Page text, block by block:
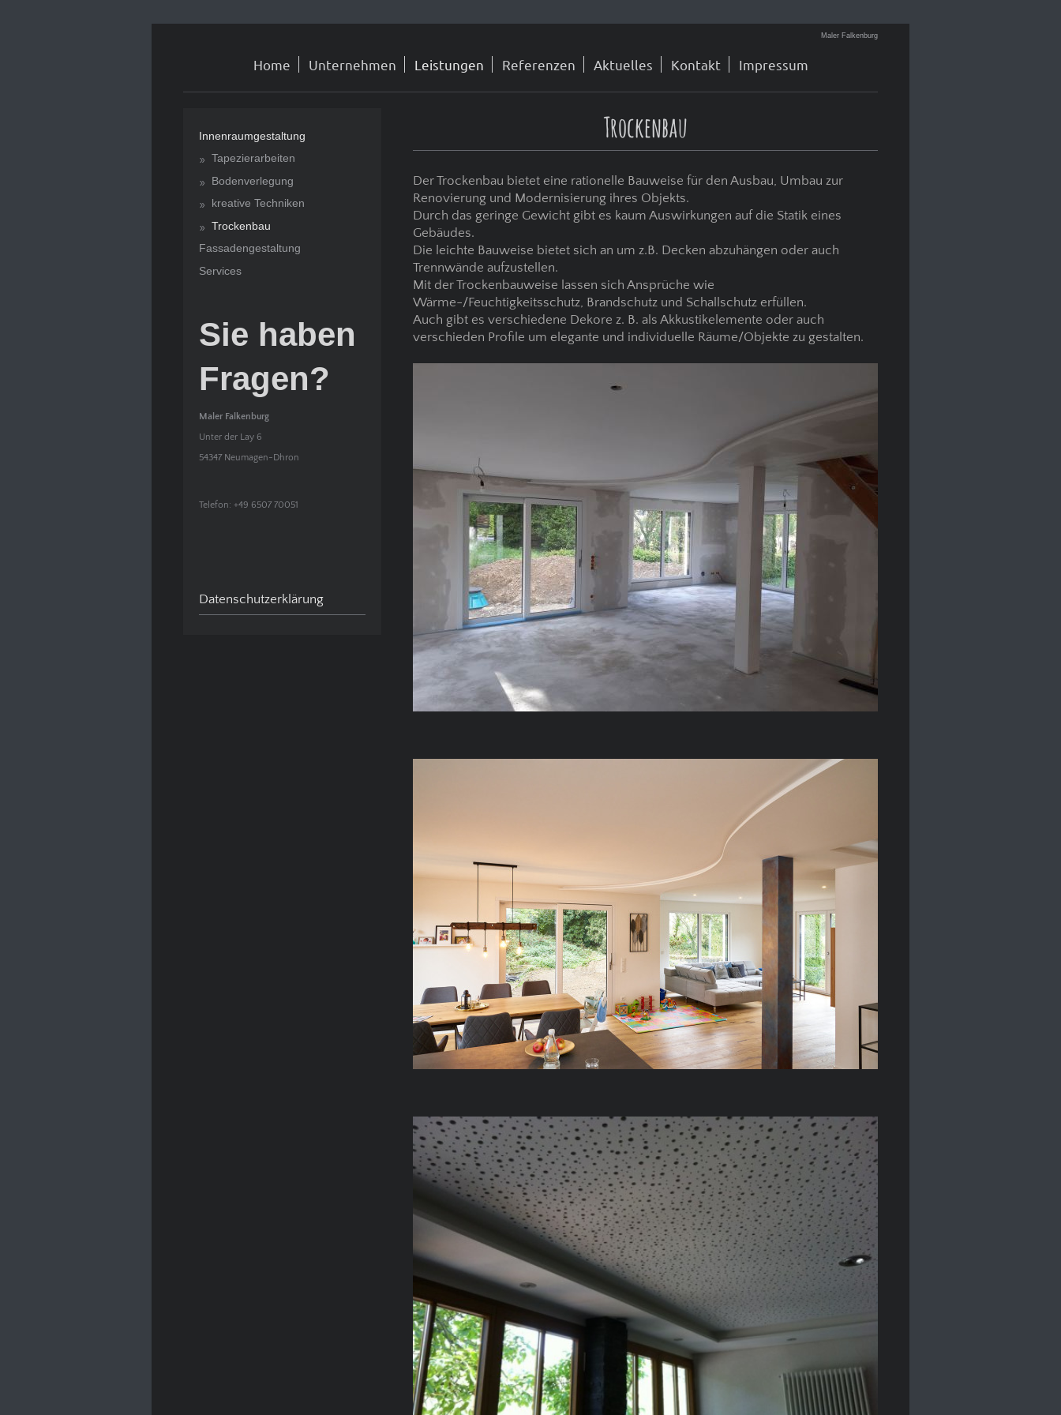
Maler Falkenburg
Home Unternehmen Leistungen Referenzen Aktuelles Kontakt Impressum
Trockenbau
Der Trockenbau bietet eine rationelle Bauweise für den Ausbau, Umbau zur
Renovierung und Modernisierung ihres Objekts.
Durch das geringe Gewicht gibt es kaum Auswirkungen auf die Statik eines
Gebäudes.
Die leichte Bauweise bietet sich an um z.B. Decken abzuhängen oder auch
Trennwände aufzustellen.
Mit der Trockenbauweise lassen sich Ansprüche wie
Wärme-/Feuchtigkeitsschutz, Brandschutz und Schallschutz erfüllen.
Auch gibt es verschiedene Dekore z. B. als Akkustikelemente oder auch
verschieden Profile um elegante und individuelle Räume/Objekte zu gestalten.
Innenraumgestaltung
Tapezierarbeiten
Bodenverlegung
kreative Techniken
Trockenbau
Fassadengestaltung
Services
Sie haben
Fragen?
Maler Falkenburg
Unter der Lay 6
54347 Neumagen-Dhron
Telefon: +49 6507 70051
Datenschutzerklärung